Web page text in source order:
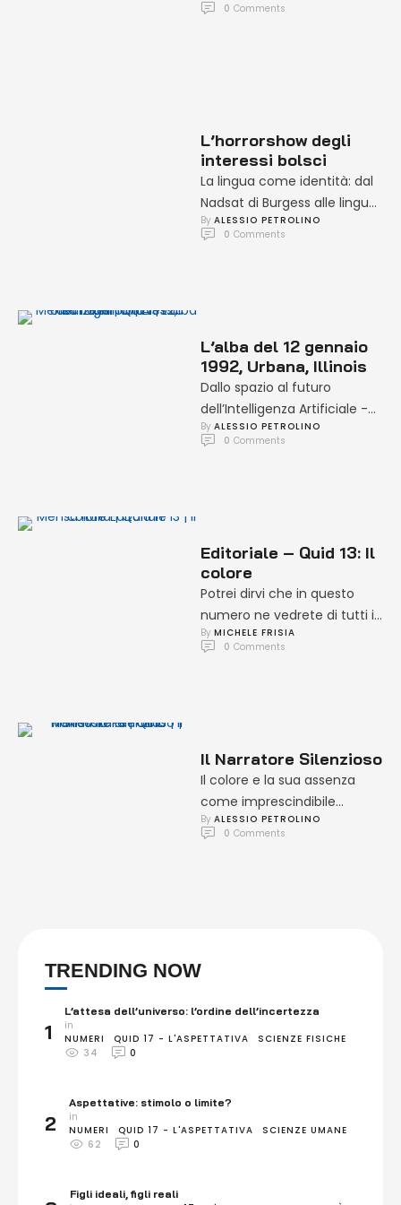
analizzando come cinema,
0 Comments
L’horrorshow degli
interessi bolsci
La lingua come identità: dal
Nadsat di Burgess alle lingue
artificiali nel cinema Se i tuoi
glazzi riescono …
By ALESSIO PETROLINO
0 Comments
L’alba del 12 gennaio
1992, Urbana, Illinois
Dallo spazio al futuro
dell’Intelligenza Artificiale -
David, fermati. Fermati, ti
prego. Fermati, David. Vuoi
By ALESSIO PETROLINO
0 Comments
Editoriale – Quid 13: Il
colore
Potrei dirvi che in questo
numero ne vedrete di tutti i
colori. Che ho passato notti
in bianco …
By MICHELE FRISIA
0 Comments
Il Narratore Silenzioso
Il colore e la sua assenza
come imprescindibile
elemento della
cinematografia Di tutte le
By ALESSIO PETROLINO
0 Comments
TRENDING NOW
1
L’attesa dell’universo: l’ordine dell’incertezza
in
NUMERI
QUID 17 - L'ASPETTATIVA
SCIENZE FISICHE
34
0
2
Aspettative: stimolo o limite?
in
NUMERI
QUID 17 - L'ASPETTATIVA
SCIENZE UMANE
62
0
Figli ideali, figli reali